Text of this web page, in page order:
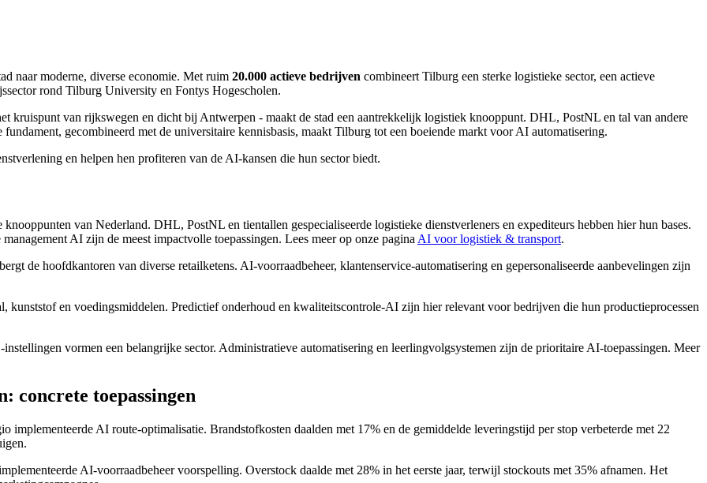
naar moderne, diverse economie. Met ruim 20.000 actieve bedrijven combineert Tilburg een sterke logistieke sector, een actieve
rond Tilburg University en Fontys Hogescholen.
kruispunt van rijkswegen en dicht bij Antwerpen - maakt de stad een aantrekkelijk logistiek knooppunt. DHL, PostNL en tal van andere
gecombineerd met de universitaire kennisbasis, maakt Tilburg tot een boeiende markt voor AI automatisering.
en helpen hen profiteren van de AI-kansen die hun sector biedt.
van Nederland. DHL, PostNL en tientallen gespecialiseerde logistieke dienstverleners en expediteurs hebben hier hun bases.
AI zijn de meest impactvolle toepassingen. Lees meer op onze paginaAI voor logistiek & transport.
de hoofdkantoren van diverse retailketens. AI-voorraadbeheer, klantenservice-automatisering en gepersonaliseerde aanbevelingen zijn
kunststof en voedingsmiddelen. Predictief onderhoud en kwaliteitscontrole-AI zijn hier relevant voor bedrijven die hun productieprocessen
vormen een belangrijke sector. Administratieve automatisering en leerlingvolgsystemen zijn de prioritaire AI-toepassingen. Meer
concrete toepassingen
implementeerde AI route-optimalisatie. Brandstofkosten daalden met 17% en de gemiddelde leveringstijd per stop verbeterde met 22
AI-voorraadbeheer voorspelling. Overstock daalde met 28% in het eerste jaar, terwijl stockouts met 35% afnamen. Het